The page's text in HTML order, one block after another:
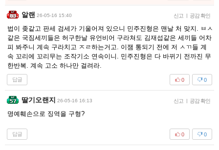
알랜 26-05-16 15:40 신고 공감 확인
법이 좆같고 판세 검세가 기울어져 있으니 민주진형은 맨날 처 맞지. ㅂㅅ
같은 국짐세끼들은 허구한날 유언비어 구라쳐도 김재섭같은 세끼들 어차
피 봐주니 계속 구라치고 ㅈㄹ하는거고. 이잼 통되기 전에 저 ㅅㄲ들 계
속 꼬리에 꼬리무는 조작기소 연속이니. 민주진형은 다 바뀌기 전까진 무
한반복. 계속 고소 하나만 걸려라.
답글 0
0
딸기오랜지 26-05-16 16:13 신고 공감 확인
명예훼손으로 징역을 구형?
답글 0
0